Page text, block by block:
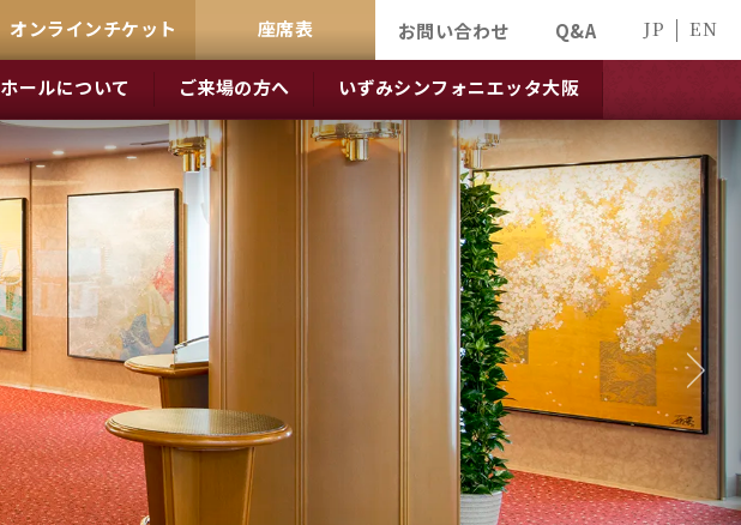
オンラインチケット 座席表 お問い合わせ Q&A JP EN
ホールについて ご来場の方へ いずみシンフォニエッタ大阪